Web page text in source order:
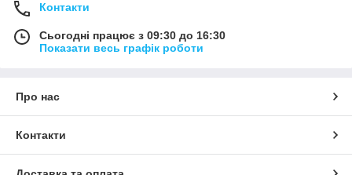
Контакти
Сьогодні працює з 09:30 до 16:30
Показати весь графік роботи
Про нас
Контакти